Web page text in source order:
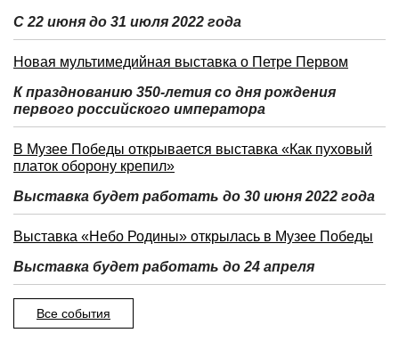
С 22 июня до 31 июля 2022 года
Новая мультимедийная выставка о Петре Первом
К празднованию 350-летия со дня рождения
первого российского императора
В Музее Победы открывается выставка «Как пуховый
платок оборону крепил»
Выставка будет работать до 30 июня 2022 года
Выставка «Небо Родины» открылась в Музее Победы
Выставка будет работать до 24 апреля
Все события